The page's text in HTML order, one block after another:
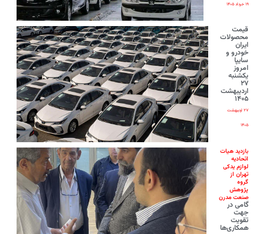
۱۹ خرداد ۱۴۰۵
قیمت
محصولات
ایران‌
خودرو و
سایپا
امروز
یکشنبه
۲۷
اردیبهشت
۱۴۰۵
۲۷ اردیبهشت
۱۴۰۵
بازدید هیات
اتحادیه
لوازم یدکی
تهران از
گروه
پژوهش
صنعت مدرن
گامی در
جهت
تقویت
همکاری‌ها